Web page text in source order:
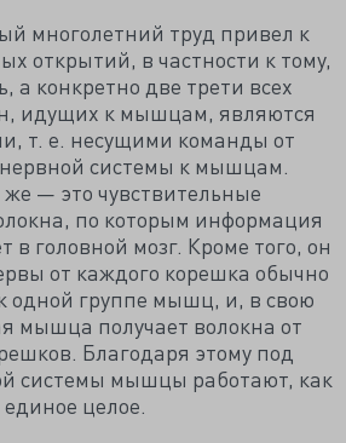
многолетний труд привел к
открытий, в частности к тому,
а конкретно две трети всех
идущих к мышцам, являются
т. е. несущими команды от
системы к мышцам.
— это чувствительные
по которым информация
в головной мозг. Кроме того, он
от каждого корешка обычно
одной группе мышц, и, в свою
мышца получает волокна от
Благодаря этому под
системы мышцы работают, как
единое целое.